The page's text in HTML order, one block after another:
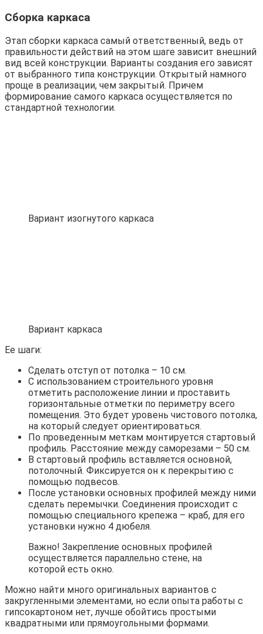
Сборка каркаса
Этап сборки каркаса самый ответственный, ведь от
правильности действий на этом шаге зависит внешний
вид всей конструкции. Варианты создания его зависят
от выбранного типа конструкции. Открытый намного
проще в реализации, чем закрытый. Причем
формирование самого каркаса осуществляется по
стандартной технологии.
Вариант изогнутого каркаса
Вариант каркаса
Ее шаги:
Сделать отступ от потолка – 10 см.
С использованием строительного уровня
отметить расположение линии и проставить
горизонтальные отметки по периметру всего
помещения. Это будет уровень чистового потолка,
на который следует ориентироваться.
По проведенным меткам монтируется стартовый
профиль. Расстояние между саморезами – 50 см.
В стартовый профиль вставляется основной,
потолочный. Фиксируется он к перекрытию с
помощью подвесов.
После установки основных профилей между ними
сделать перемычки. Соединения происходит с
помощью специального крепежа – краб, для его
установки нужно 4 дюбеля.
Важно! Закрепление основных профилей
осуществляется параллельно стене, на
которой есть окно.
Можно найти много оригинальных вариантов с
закругленными элементами, но если опыта работы с
гипсокартоном нет, лучше обойтись простыми
квадратными или прямоугольными формами.